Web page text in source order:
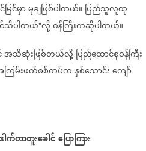
ြင်မှာမုချဖြစ်ပါတယ်။ ပြည်သူလူထု
သိပါတယ်"လို့ဝန်ကြီးကဆိုပါတယ်။
အသိဆုံးဖြစ်တယ်လို့ပြည်ထောင်စုဝန်ကြီး
ြမ်းဖက်စစ်တပ်ကနှစ်သောင်းကျော်
ါက်တာတူးခေါင်ပြောကြား